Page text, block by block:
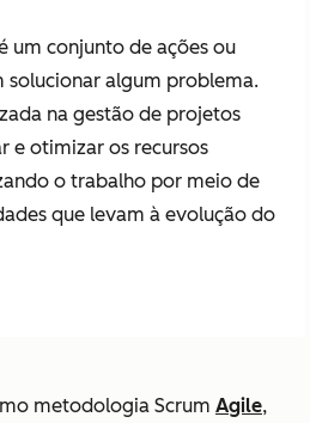
um conjunto de ações ou
solucionar algum problema.
na gestão de projetos
e otimizar os recursos
o trabalho por meio de
que levam à evolução do
metodologia Scrum Agile,